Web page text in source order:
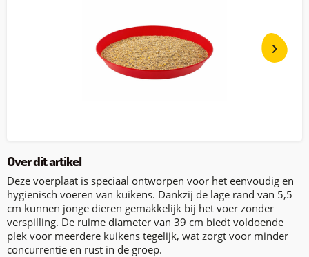
Over dit artikel
Deze voerplaat is speciaal ontworpen voor het eenvoudig en
hygiënisch voeren van kuikens. Dankzij de lage rand van 5,5
cm kunnen jonge dieren gemakkelijk bij het voer zonder
verspilling. De ruime diameter van 39 cm biedt voldoende
plek voor meerdere kuikens tegelijk, wat zorgt voor minder
concurrentie en rust in de groep.